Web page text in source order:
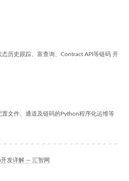
历史跟踪、富查询、Contract API等链码 开
文件、通道及链码的Python程序化运维等
发详解 — 汇智网